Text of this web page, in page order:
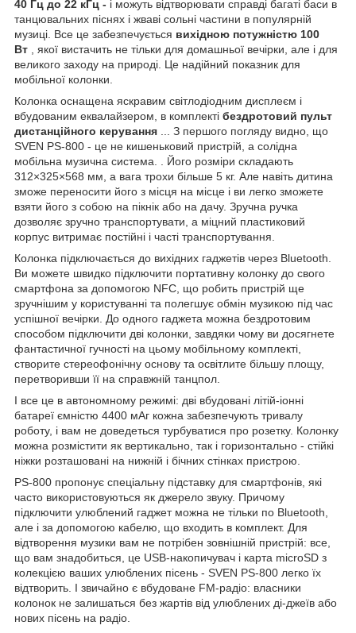
40 Гц до 22 кГц - і можуть відтворювати справді багаті баси в
танцювальних піснях і жваві сольні частини в популярній
музиці. Все це забезпечується вихідною потужністю 100
Вт , якої вистачить не тільки для домашньої вечірки, але і для
великого заходу на природі. Це надійний показник для
мобільної колонки.
Колонка оснащена яскравим світлодіодним дисплеєм і
вбудованим еквалайзером, в комплекті бездротовий пульт
дистанційного керування ... З першого погляду видно, що
SVEN PS-800 - це не кишеньковий пристрій, а солідна
мобільна музична система. . Його розміри складають
312×325×568 мм, а вага трохи більше 5 кг. Але навіть дитина
зможе переносити його з місця на місце і ви легко зможете
взяти його з собою на пікнік або на дачу. Зручна ручка
дозволяє зручно транспортувати, а міцний пластиковий
корпус витримає постійні і часті транспортування.
Колонка підключається до вихідних гаджетів через Bluetooth.
Ви можете швидко підключити портативну колонку до свого
смартфона за допомогою NFC, що робить пристрій ще
зручнішим у користуванні та полегшує обмін музикою під час
успішної вечірки. До одного гаджета можна бездротовим
способом підключити дві колонки, завдяки чому ви досягнете
фантастичної гучності на цьому мобільному комплекті,
створите стереофонічну основу та освітлите більшу площу,
перетворивши її на справжній танцпол.
І все це в автономному режимі: дві вбудовані літій-іонні
батареї ємністю 4400 мАг кожна забезпечують тривалу
роботу, і вам не доведеться турбуватися про розетку. Колонку
можна розмістити як вертикально, так і горизонтально - стійкі
ніжки розташовані на нижній і бічних стінках пристрою.
PS-800 пропонує спеціальну підставку для смартфонів, які
часто використовуються як джерело звуку. Причому
підключити улюблений гаджет можна не тільки по Bluetooth,
але і за допомогою кабелю, що входить в комплект. Для
відтворення музики вам не потрібен зовнішній пристрій: все,
що вам знадобиться, це USB-накопичувач і карта microSD з
колекцією ваших улюблених пісень - SVEN PS-800 легко їх
відтворить. І звичайно є вбудоване FM-радіо: власники
колонок не залишаться без жартів від улюблених ді-джеїв або
нових пісень на радіо.